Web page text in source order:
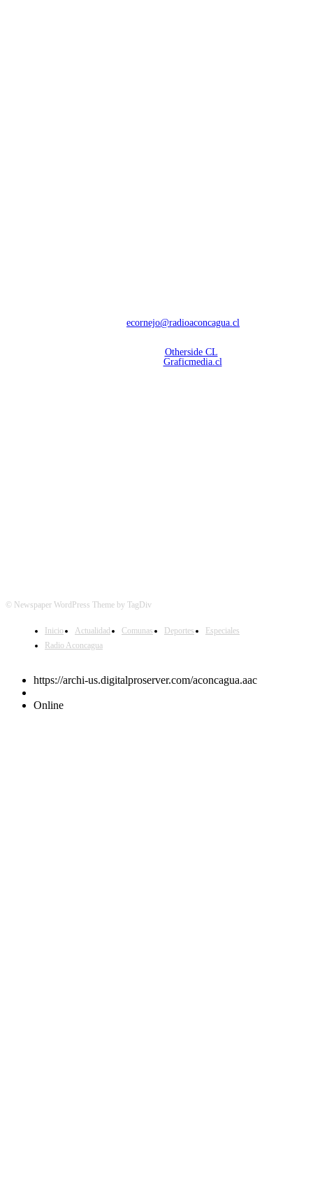
ecornejo@radioaconcagua.cl
Otherside CL
Graficmedia.cl
© Newspaper WordPress Theme by TagDiv
Inicio Actualidad Comunas Deportes
Especiales
Radio Aconcagua
https://archi-us.digitalproserver.com/aconcagua.aac
Online